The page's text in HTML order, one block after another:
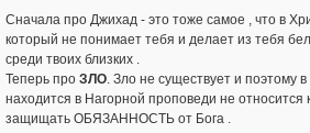
Сначала про Джихад - это тоже самое , что в
который не понимает тебя и делает из тебя
среди твоих близких .
Теперь проЗЛО. Зло не существует и поэтому
находится в Нагорной проповеди не
защищать ОБЯЗАННОСТЬ от Бога .